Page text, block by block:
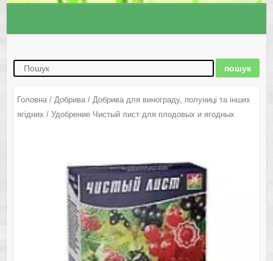
Головна/ Добрива/ Добрива для винограду, полуниці та інших
ягідних / Удобрение Чистый лист для плодовых и ягодных